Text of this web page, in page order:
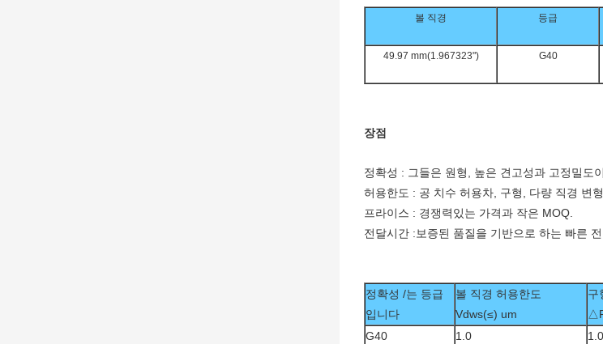
볼 직경 등급
49.97 mm(1.967323") G40
장점
정확성 : 그들은 원형, 높은 견고성과 고정밀도
허용한도 : 공 치수 허용차, 구형, 다량 직경 변
프라이스 : 경쟁력있는 가격과 작은 MOQ.
전달시간 :보증된 품질을 기반으로 하는 빠른
정확성 /는 등급
입니다
볼 직경 허용한도
Vdws(≤) um
구
G40
1.0 1.0